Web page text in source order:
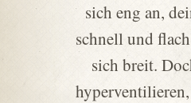
sich eng an,
schnell und
sich breit.